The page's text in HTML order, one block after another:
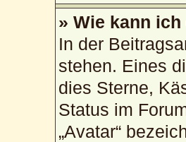
» Wie kann
In der
stehen. Eines
dies Sterne,
Status im
„Avatar“